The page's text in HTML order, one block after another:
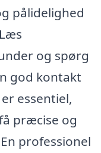
pålidelighed
og spørg
god kontakt
essentiel,
præcise og
professionel